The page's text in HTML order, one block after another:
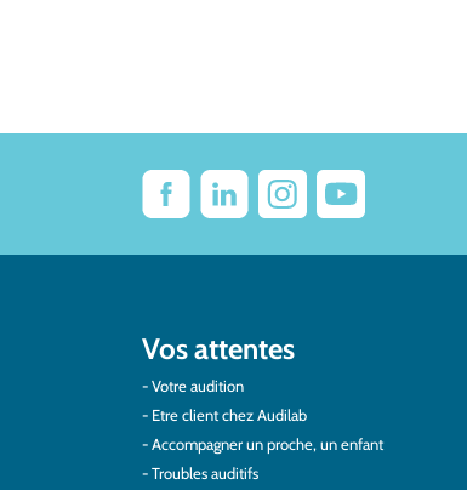
Vos attentes
Votre audition
Etre client chez Audilab
Accompagner un proche, un enfant
Troubles auditifs